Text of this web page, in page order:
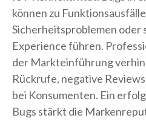
können zu
Sicherheitsproblemen oder
Experience führen.
der Markteinführung
Rückrufe, negative
bei Konsumenten. Ein
Bugs stärkt die